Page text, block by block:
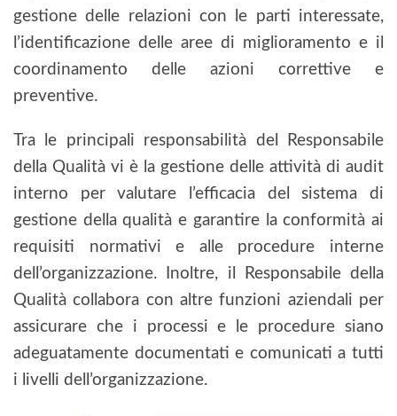
gestione delle relazioni con le parti interessate,
l’identificazione delle aree di miglioramento e il
coordinamento delle azioni correttive e
preventive.
Tra le principali responsabilità del Responsabile
della Qualità vi è la gestione delle attività di audit
interno per valutare l’efficacia del sistema di
gestione della qualità e garantire la conformità ai
requisiti normativi e alle procedure interne
dell’organizzazione. Inoltre, il Responsabile della
Qualità collabora con altre funzioni aziendali per
assicurare che i processi e le procedure siano
adeguatamente documentati e comunicati a tutti
i livelli dell’organizzazione.